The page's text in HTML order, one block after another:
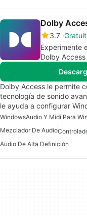
Dolby
3.7
Experimente
Dolby Access
Dolby Access le permite
tecnología de sonido
le ayuda a configurar
WindowsAudio Y Midi Para
Mezclador De Audio
Audio De Alta Definición